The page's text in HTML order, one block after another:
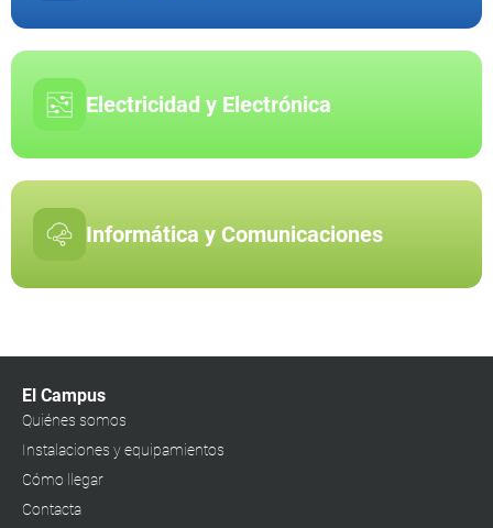
Electricidad y Electrónica
Informática y Comunicaciones
El Campus
Quiénes somos
Instalaciones y equipamientos
Cómo llegar
Contacta